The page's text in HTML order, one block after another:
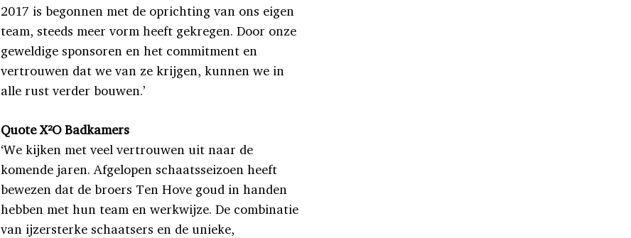
2017 is begonnen met de oprichting van ons eigen
team, steeds meer vorm heeft gekregen. Door onze
geweldige sponsoren en het commitment en
vertrouwen dat we van ze krijgen, kunnen we in
alle rust verder bouwen.’
Quote X²O Badkamers
‘We kijken met veel vertrouwen uit naar de
komende jaren. Afgelopen schaatsseizoen heeft
bewezen dat de broers Ten Hove goud in handen
hebben met hun team en werkwijze. De combinatie
van ijzersterke schaatsers en de unieke,